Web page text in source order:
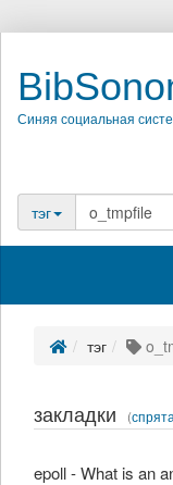
Синяя социальная
тэг
тэг
закладки (